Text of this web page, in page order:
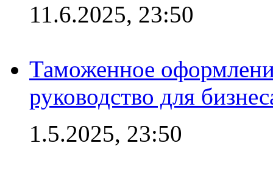
11.6.2025, 23:50
Таможенное
руководство для
1.5.2025, 23:50